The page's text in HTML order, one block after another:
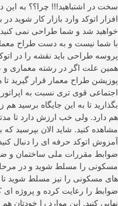
سخت در اشتباهید!!! چرا؟؟ به این
افزار اتوکد وارد بازار کار شوید
خواهید شد و شما طراحی نمی
با شما نیست و به دست طراح
پروسه طراحی باید نقشه را در
همین علت اگر در رشته معماری و
پوزیشن طراح معمار قرار گیرید
اجتماعی قوی تری نسبت به
بگذارید تا به این جایگاه برسید
هم دارد. ولی خب ارزش دارد تا
مشاهده کنید. شاید الان بپرسید که
آمزوش اتوکد حرفه ای را دنبال
ضوابط مقررات ملی ساختمان و
مسکونی را مسلط شوید و در
های مسکونی را نیز مسلط شوید تا
ضوابط را رعایت کرده و پروژه ای
نهایی کنید. این موارد را خودتان